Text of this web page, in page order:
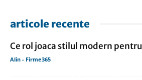
articole recente
Ce rol joaca stilul modern
Alin - Firme365